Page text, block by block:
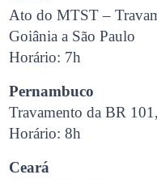
Ato do MTST –
Goiânia a São Paulo
Horário: 7h
Pernambuco
Travamento da BR
Horário: 8h
Ceará